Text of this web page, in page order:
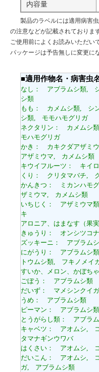
内容量
製品のラベルには適用病害
の注意などが記載されております
ご使用前によくお読みいただい
パッケージは予告無しに変更に
■適用作物名・病害虫
なし： アブラムシ類,
シ類
もも： カメムシ類, シ
シ類, モモハモグリガ
ネクタリン： カメムシ
モハモグリガ
かき： カキクダアザミ
アザミウマ, カメムシ類
キウイフルーツ： キイ
くり： クリタマバチ,
かんきつ： ミカンハモ
ザミウマ, カメムシ類
いちじく： アザミウマ
キ
アロニア、はまなす（果
きゅうり： オンシツコ
ズッキーニ： アブラム
にがうり： アブラムシ
トウムシ類, フキノメイ
すいか、メロン、かぼち
ごぼう： アブラムシ類
だいず： マメシンクイ
うめ： アブラムシ類
ピーマン： アブラムシ
とうがらし類： アブラ
キャベツ： アオムシ,
タマナギンウワバ
はくさい： アオムシ,
だいこん： アオムシ,
ガ, アブラムシ類